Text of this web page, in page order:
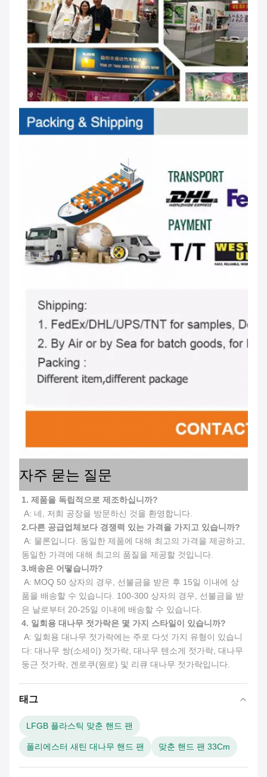
자주 묻는 질문
1. 제품을 독립적으로 제조하십니까?
A: 네, 저희 공장을 방문하신 것을 환영합니다.
2.다른 공급업체보다 경쟁력 있는 가격을 가지고 있습니까?
동일한 가격에 대해 최고의 품질을 제공할 것입니다.
3.배송은 어떻습니까?
품을 배송할 수 있습니다. 100-300 상자의 경우, 선불금을 받
은 날로부터 20-25일 이내에 배송할 수 있습니다.
4. 일회용 대나무 젓가락은 몇 가지 스타일이 있습니까?
다: 대나무 쌍(소세이) 젓가락, 대나무 텐소게 젓가락, 대나무
둥근 젓가락, 겐로쿠(원로) 및 리큐 대나무 젓가락입니다.
태그
LFGB 플라스틱 맞춘 핸드 팬
폴리에스터 새틴 대나무 핸드 팬 맞춘 핸드 팬 33Cm